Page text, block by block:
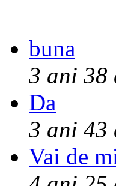
buna
3 ani 38
Da
3 ani 43
Vai de